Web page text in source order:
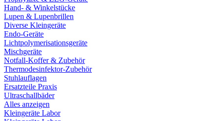
Hand- & Winkelstücke
Lupen & Lupenbrillen
Diverse Kleingeräte
Endo-Geräte
Lichtpolymerisationsgeräte
Mischgeräte
Notfall-Koffer & Zubehör
Thermodesinfektor-Zubehör
Stuhlauflagen
Ersatzteile Praxis
Ultraschallbäder
Alles anzeigen
Kleingeräte Labor